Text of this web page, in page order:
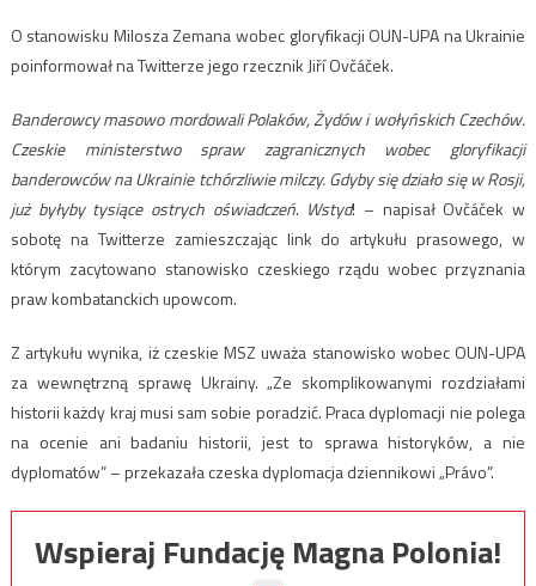
O stanowisku Milosza Zemana wobec gloryfikacji OUN-UPA na Ukrainie
poinformował na Twitterze jego rzecznik Jiří Ovčáček.
Banderowcy masowo mordowali Polaków, Żydów i wołyńskich Czechów.
Czeskie ministerstwo spraw zagranicznych wobec gloryfikacji
banderowców na Ukrainie tchórzliwie milczy. Gdyby się działo się w Rosji,
już byłyby tysiące ostrych oświadczeń. Wstyd! – napisał Ovčáček w
sobotę na Twitterze zamieszczając link do artykułu prasowego, w
którym zacytowano stanowisko czeskiego rządu wobec przyznania
praw kombatanckich upowcom.
Z artykułu wynika, iż czeskie MSZ uważa stanowisko wobec OUN-UPA
za wewnętrzną sprawę Ukrainy. „Ze skomplikowanymi rozdziałami
historii każdy kraj musi sam sobie poradzić. Praca dyplomacji nie polega
na ocenie ani badaniu historii, jest to sprawa historyków, a nie
dyplomatów” – przekazała czeska dyplomacja dziennikowi „Právo”.
Wspieraj Fundację Magna Polonia!